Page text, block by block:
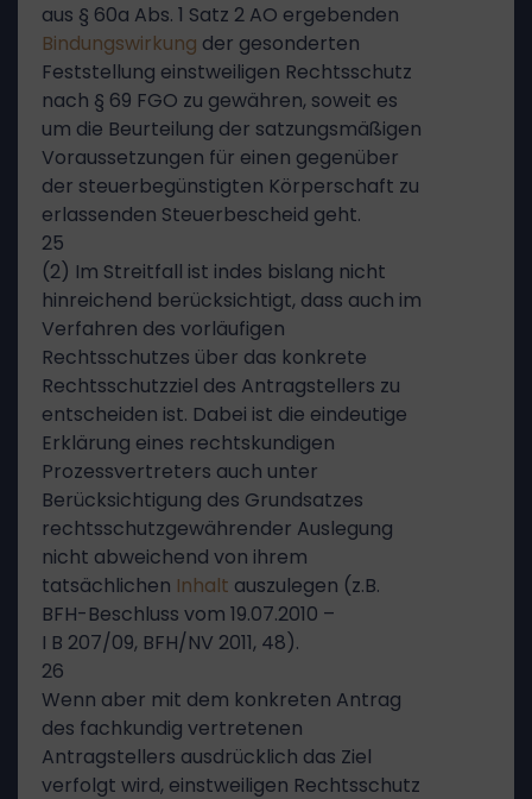
aus § 60a Abs. 1 Satz 2 AO ergebenden
Bindungswirkung der gesonderten
Feststellung einstweiligen Rechtsschutz
nach § 69 FGO zu gewähren, soweit es
um die Beurteilung der satzungsmäßigen
Voraussetzungen für einen gegenüber
der steuerbegünstigten Körperschaft zu
erlassenden Steuerbescheid geht.
25
(2) Im Streitfall ist indes bislang nicht
hinreichend berücksichtigt, dass auch im
Verfahren des vorläufigen
Rechtsschutzes über das konkrete
Rechtsschutzziel des Antragstellers zu
entscheiden ist. Dabei ist die eindeutige
Erklärung eines rechtskundigen
Prozessvertreters auch unter
Berücksichtigung des Grundsatzes
rechtsschutzgewährender Auslegung
nicht abweichend von ihrem
tatsächlichen Inhalt auszulegen (z.B.
BFH-Beschluss vom 19.07.2010 –
I B 207/09, BFH/NV 2011, 48).
26
Wenn aber mit dem konkreten Antrag
des fachkundig vertretenen
Antragstellers ausdrücklich das Ziel
verfolgt wird, einstweiligen Rechtsschutz